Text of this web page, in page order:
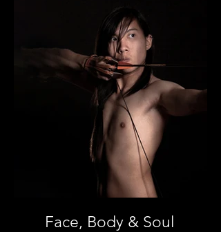
Face, Body & Soul